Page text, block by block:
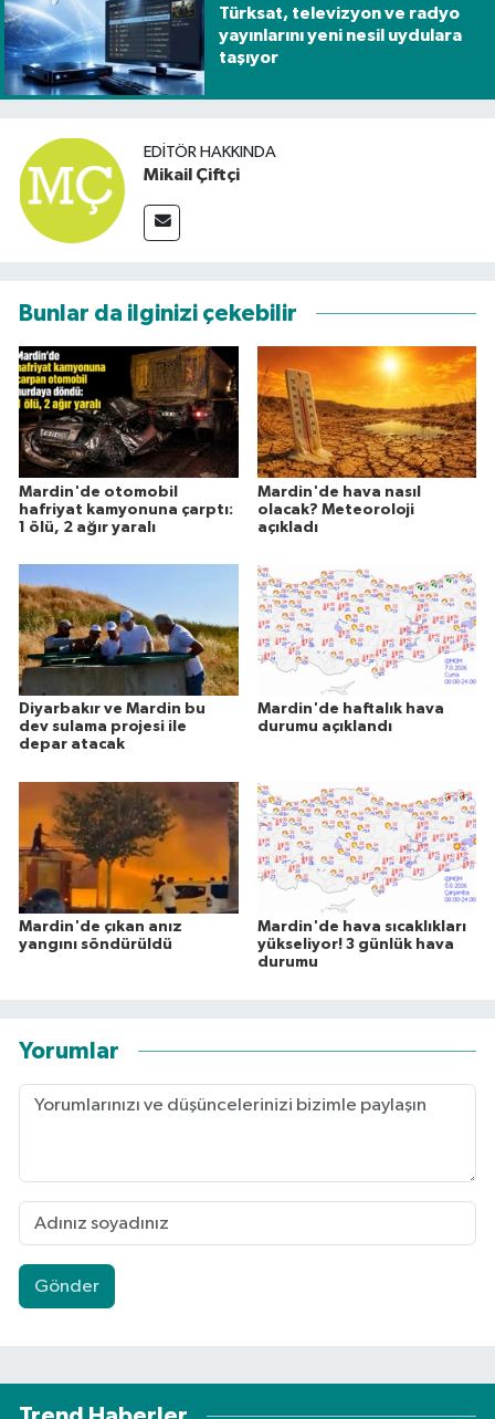
Türksat, televizyon ve radyo
yayınlarını yeni nesil uydulara
taşıyor
EDITÖR HAKKINDA
Mikail Çiftçi
Bunlar da ilginizi çekebilir
Mardin'de otomobil
hafriyat kamyonuna çarptı:
1 ölü, 2 ağır yaralı
Mardin'de hava nasıl
olacak? Meteoroloji
açıkladı
Diyarbakır ve Mardin bu
dev sulama projesi ile
depar atacak
Mardin'de haftalık hava
durumu açıklandı
Mardin'de çıkan anız
yangını söndürüldü
Mardin'de hava sıcaklıkları
yükseliyor! 3 günlük hava
durumu
Yorumlar
Gönder